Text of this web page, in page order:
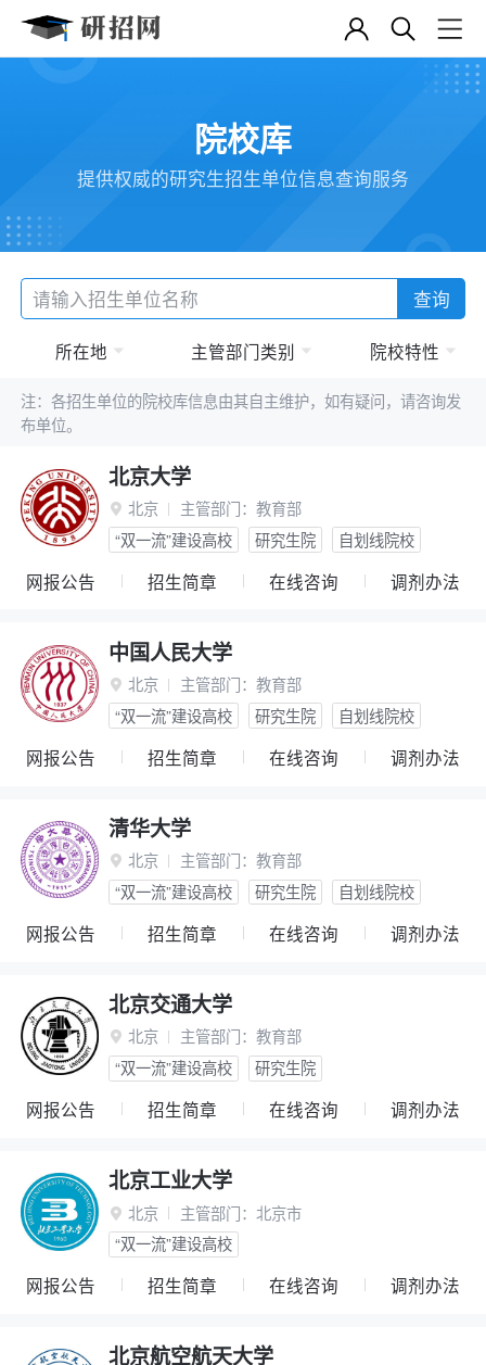
院校库
提供权威的研究生招生单位信息查询服务
查询
所在地 主管部门类别 院校特性
注：各招生单位的院校库信息由其自主维护，如有疑问，请咨询发
布单位。
北京大学
 北京 主管部门： 教育部
“双一流”建设高校
研究生院 自划线院校
网报公告 招生简章 在线咨询 调剂办法
中国人民大学
 北京 主管部门： 教育部
“双一流”建设高校
研究生院 自划线院校
网报公告 招生简章 在线咨询 调剂办法
清华大学
 北京 主管部门： 教育部
“双一流”建设高校
研究生院 自划线院校
网报公告 招生简章 在线咨询 调剂办法
北京交通大学
 北京 主管部门： 教育部
“双一流”建设高校
研究生院
网报公告 招生简章 在线咨询 调剂办法
北京工业大学
 北京 主管部门： 北京市
“双一流”建设高校
网报公告 招生简章 在线咨询 调剂办法
北京航空航天大学